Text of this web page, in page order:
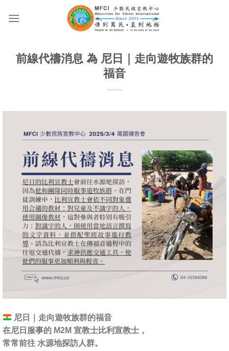
前線代禱消息 為 尼日｜走向遊牧族群的
福音
尼日｜走向遊牧族群的福音
在尼日服事的 M2M 宣教士比利宣教士，
常常前往 水源地探訪人群。